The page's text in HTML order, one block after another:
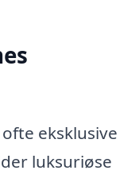
eksklusive
luksuriøse